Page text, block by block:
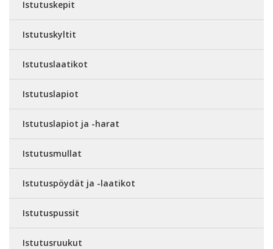
Istutuskepit
Istutuskyltit
Istutuslaatikot
Istutuslapiot
Istutuslapiot ja -harat
Istutusmullat
Istutuspöydät ja -laatikot
Istutuspussit
Istutusruukut